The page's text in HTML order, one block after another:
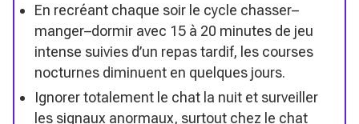
En recréant chaque soir le cycle chasser–
manger–dormir avec 15 à 20 minutes de jeu
intense suivies d’un repas tardif, les courses
nocturnes diminuent en quelques jours.
Ignorer totalement le chat la nuit et surveiller
les signaux anormaux, surtout chez le chat